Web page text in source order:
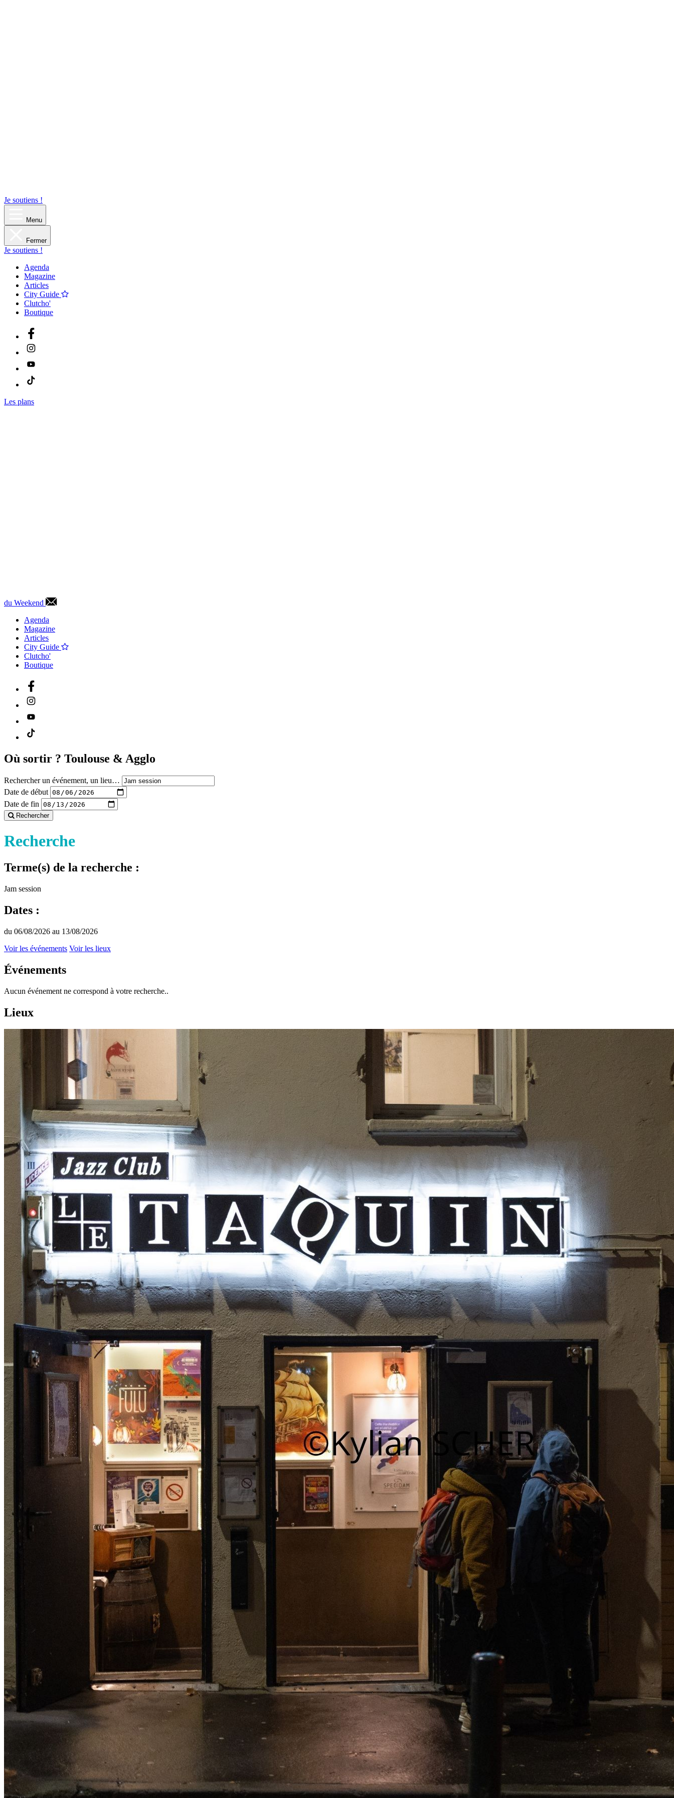
Je soutiens !
Menu
Fermer
Je soutiens !
Agenda
Magazine
Articles
City Guide
Clutcho'
Boutique
Les plans
du Weekend
Agenda
Magazine
Articles
City Guide
Clutcho'
Boutique
Où sortir ? Toulouse & Agglo
Rechercher un événement, un lieu…
Date de début
Date de fin
Rechercher
Recherche
Terme(s) de la recherche :
Jam session
Dates :
du 06/08/2026 au 13/08/2026
Voir les événements Voir les lieux
Événements
Aucun événement ne correspond à votre recherche..
Lieux